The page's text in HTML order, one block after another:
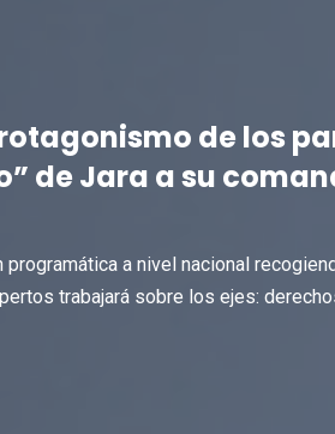
de los
de Jara a su
a nivel nacional
trabajará sobre los ejes: